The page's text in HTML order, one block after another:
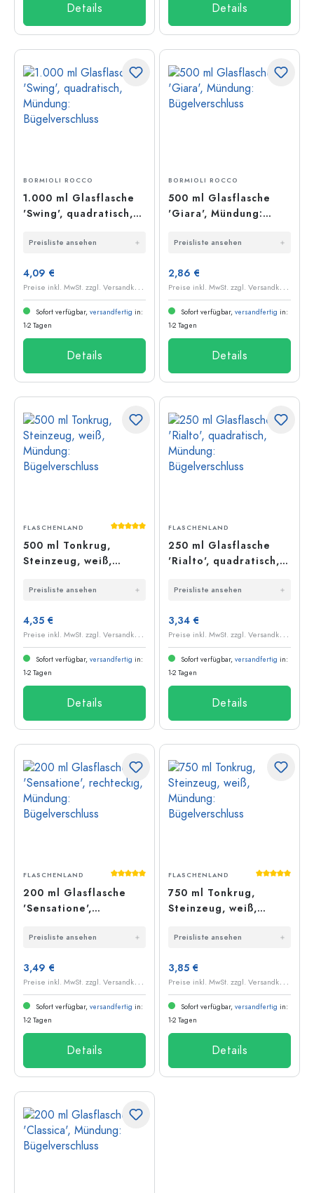
Details Details
BORMIOLI ROCCO
1.000 ml Glasflasche
'Swing', quadratisch,
Bügelverschluss
Preisliste ansehen
4,09 €
P
reise inkl. MwSt. zzgl. Versandkosten
Sofort verfügbar, versandfertig in:
1-2 Tagen
Details
BORMIOLI ROCCO
500 ml Glasflasche
'Giara', Mündung:
Preisliste ansehen
2,86 €
P
reise inkl. MwSt. zzgl. Versandkosten
Sofort verfügbar, versandfertig in:
1-2 Tagen
Details
Durchschnittliche Bewertung von 5 von 5
FLASCHENLAND
500 ml Tonkrug,
Steinzeug, weiß,
Bügelverschluss
Preisliste ansehen
4,35 €
P
reise inkl. MwSt. zzgl. Versandkosten
Sofort verfügbar, versandfertig in:
1-2 Tagen
Details
FLASCHENLAND
250 ml Glasflasche
'Rialto', quadratisch,
Bügelverschluss
Preisliste ansehen
3,34 €
P
reise inkl. MwSt. zzgl. Versandkosten
Sofort verfügbar, versandfertig in:
1-2 Tagen
Details
Durchschnittliche Bewertung von 5 von 5
FLASCHENLAND
200 ml Glasflasche
'Sensatione',
Bügelverschluss
Preisliste ansehen
3,49 €
P
reise inkl. MwSt. zzgl. Versandkosten
Sofort verfügbar, versandfertig in:
1-2 Tagen
Details
FLASCHENLAND
750 ml Tonkrug,
Steinzeug, weiß,
Bügelverschluss
Preisliste ansehen
3,85 €
P
reise inkl. MwSt. zzgl. Versandkosten
Sofort verfügbar, versandfertig in:
1-2 Tagen
Details